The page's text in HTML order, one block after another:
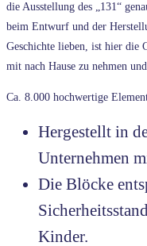
die Ausstellung des „131“
beim Entwurf und der
Geschichte lieben, ist hier die
mit nach Hause zu nehmen
Ca. 8.000 hochwertige
Hergestellt in
Unternehmen
Die Blöcke
Kinder.